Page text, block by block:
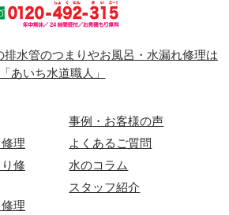
水管のつまりやお風呂・水漏れ修理は
「あいち水道職人」
理
修
理
事例・お客様の声
よくあるご質問
水のコラム
スタッフ紹介